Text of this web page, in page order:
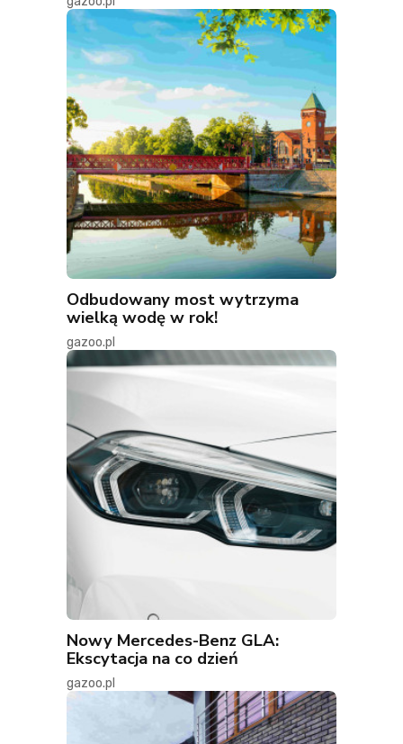
Odbudowany most wytrzyma
wielką wodę w rok!
gazoo.pl
Nowy Mercedes-Benz GLA:
Ekscytacja na co dzień
gazoo.pl